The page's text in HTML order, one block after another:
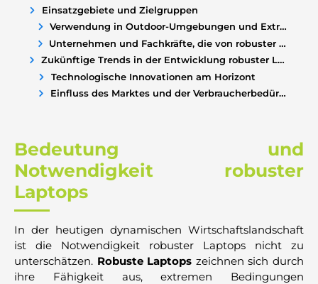
Einsatzgebiete und Zielgruppen
Verwendung in Outdoor-Umgebungen und Extremsituationen
Unternehmen und Fachkräfte, die von robuster Technik profitieren
Zukünftige Trends in der Entwicklung robuster Laptops
Technologische Innovationen am Horizont
Einfluss des Marktes und der Verbraucherbedürfnisse
Bedeutung und
Notwendigkeit robuster
Laptops
In der heutigen dynamischen Wirtschaftslandschaft
ist die Notwendigkeit robuster Laptops nicht zu
unterschätzen. Robuste Laptops zeichnen sich durch
ihre Fähigkeit aus, extremen Bedingungen